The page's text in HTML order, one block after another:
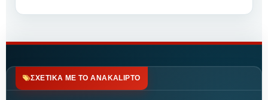
ΣΧΕΤΙΚΑ ΜΕ ΤΟ ANAKALIPTO